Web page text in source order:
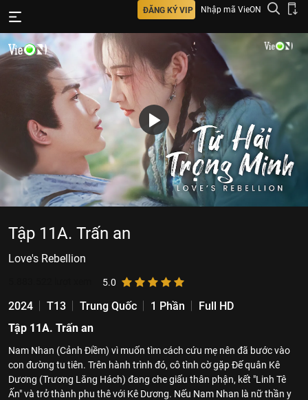
ĐĂNG KÝ VIP Nhập mã VieON
Tập 11A. Trấn an
Love's Rebellion
5.0
2024 T13 Trung Quốc 1 Phần
Full HD
Tập 11A. Trấn an
Nam Nhan (Cảnh Điềm) vì muốn tìm cách cứu mẹ nên đã bước vào
con đường tu tiên. Trên hành trình đó, cô tình cờ gặp Đế quân Kê
Dương (Trương Lăng Hách) đang che giấu thân phận, kết "Linh Tê
Ấn" và trở thành phu thê với Kê Dương. Nếu Nam Nhan là nữ thần y